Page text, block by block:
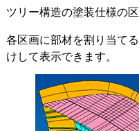
ツリー構造の塗装仕様の
各区画に部材を割り当て
けして表示できます。